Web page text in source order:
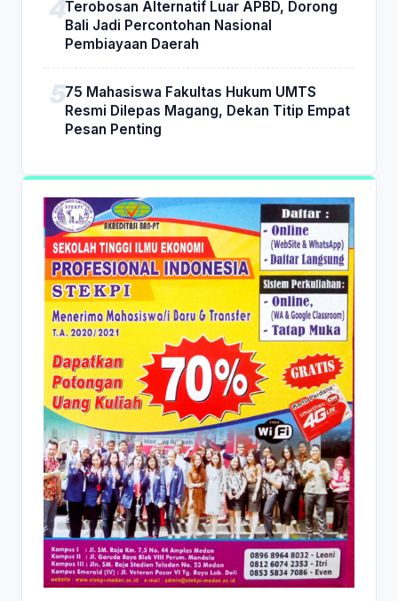
Terobosan Alternatif Luar APBD, Dorong
Bali Jadi Percontohan Nasional
Pembiayaan Daerah
75 Mahasiswa Fakultas Hukum UMTS
Resmi Dilepas Magang, Dekan Titip Empat
Pesan Penting